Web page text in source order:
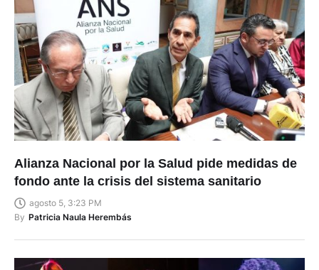
Alianza Nacional por la Salud pide medidas de
fondo ante la crisis del sistema sanitario
agosto 5, 3:23 PM
By Patricia Naula Herembás